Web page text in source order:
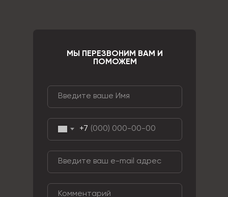
+7
МЫ ПЕРЕЗВОНИМ ВАМ И
ПОМОЖЕМ